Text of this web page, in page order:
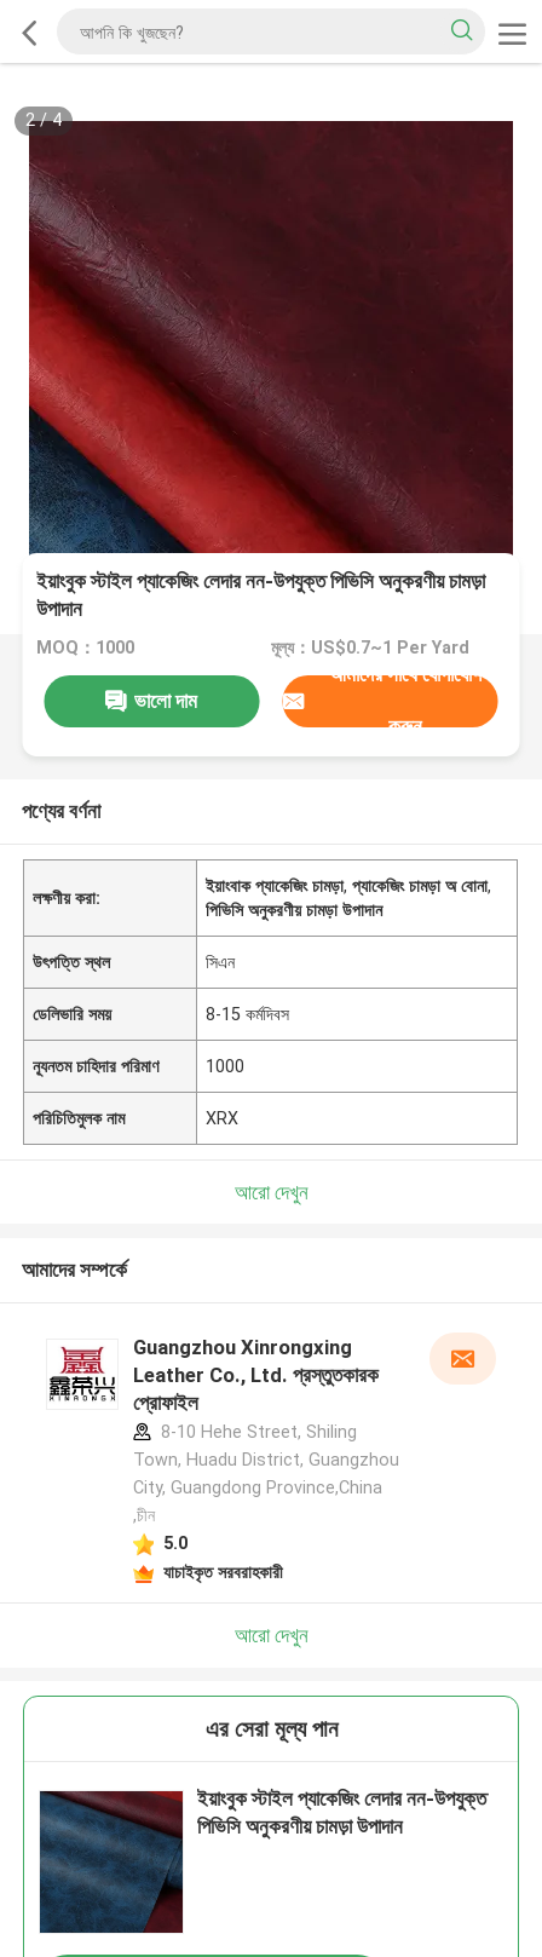
2/4
ইয়াংবুক স্টাইল প্যাকেজিং লেদার নন-উপযুক্ত পিভিসি অনুকরণীয় চামড়া
উপাদান
MOQ：1000 মূল্য：US$0.7~1 Per Yard
ভালো দাম
আমাদের সাথে যোগাযোগ
করুন
পণ্যের বর্ণনা
লক্ষণীয় করা:
ইয়াংবাক প্যাকেজিং চামড়া,প্যাকেজিং চামড়া অ বোনা,
পিভিসি অনুকরণীয় চামড়া উপাদান
উৎপত্তি স্থল সিএন
ডেলিভারি সময় 8-15 কর্মদিবস
ন্যূনতম চাহিদার পরিমাণ 1000
পরিচিতিমুলক নাম XRX
আরো দেখুন
আমাদের সম্পর্কে
Guangzhou Xinrongxing
Leather Co., Ltd. প্রস্তুতকারক
প্রোফাইল
8-10 Hehe Street, Shiling
Town, Huadu District, Guangzhou
City, Guangdong Province,China
,চীন
5.0
যাচাইকৃত সরবরাহকারী
আরো দেখুন
এর সেরা মূল্য পান
ইয়াংবুক স্টাইল প্যাকেজিং লেদার নন-উপযুক্ত
পিভিসি অনুকরণীয় চামড়া উপাদান